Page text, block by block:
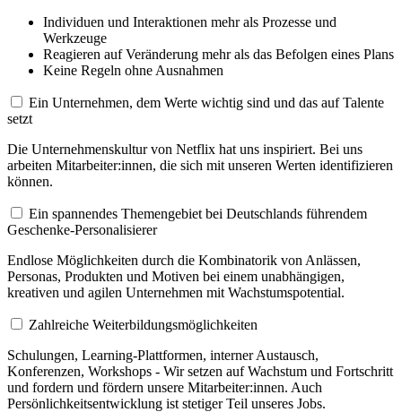
Individuen und Interaktionen mehr als Prozesse und
Werkzeuge
Reagieren auf Veränderung mehr als das Befolgen eines Plans
Keine Regeln ohne Ausnahmen
Ein Unternehmen, dem Werte wichtig sind und das auf Talente
setzt
Die Unternehmenskultur von Netflix hat uns inspiriert. Bei uns
arbeiten Mitarbeiter:innen, die sich mit unseren Werten identifizieren
können.
Ein spannendes Themengebiet bei Deutschlands führendem
Geschenke-Personalisierer
Endlose Möglichkeiten durch die Kombinatorik von Anlässen,
Personas, Produkten und Motiven bei einem unabhängigen,
kreativen und agilen Unternehmen mit Wachstumspotential.
Zahlreiche Weiterbildungsmöglichkeiten
Schulungen, Learning-Plattformen, interner Austausch,
Konferenzen, Workshops - Wir setzen auf Wachstum und Fortschritt
und fordern und fördern unsere Mitarbeiter:innen. Auch
Persönlichkeitsentwicklung ist stetiger Teil unseres Jobs.